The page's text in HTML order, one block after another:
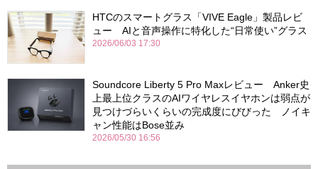
HTCのスマートグラス「VIVE Eagle」製品レビ
ュー AIと音声操作に特化した“日常使い”グラス
2026/06/03 17:30
Soundcore Liberty 5 Pro Maxレビュー Anker史
上最上位クラスのAIワイヤレスイヤホンは弱点が
見つけづらいくらいの完成度にびびった ノイキ
ャン性能はBose並み
2026/05/30 16:56